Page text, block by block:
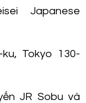
Japanese
ku, Tokyo 130-
JR Sobu và